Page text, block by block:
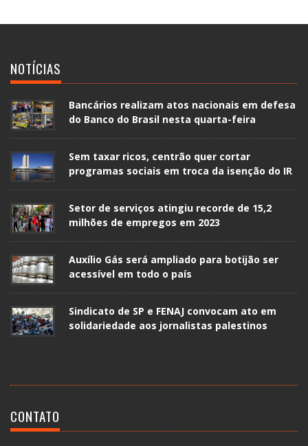
NOTÍCIAS
Bancários realizam atos nacionais em defesa
do Banco do Brasil nesta quarta-feira
Sem taxar ricos, centrão quer cortar
programas sociais em troca da isenção do IR
Setor de serviços atingiu recorde de 15,2
milhões de empregos em 2023
Auxílio Gás será ampliado para botijão ser
acessível em todo o país
Sindicato de SP e FENAJ convocam ato em
solidariedade aos jornalistas palestinos
CONTATO